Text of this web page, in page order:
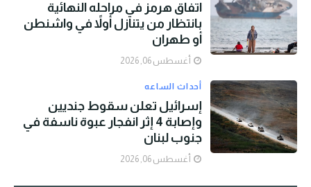
اتفاق هرمز في مراحله النهائية
بانتظار من يتنازل أولاً في واشنطن
أو طهران
أغسطس 06, 2026
أحداث الساعه
إسرائيل تعلن سقوط جنديين
وإصابة 4 إثر انفجار عبوة ناسفة في
جنوب لبنان
أغسطس 06, 2026